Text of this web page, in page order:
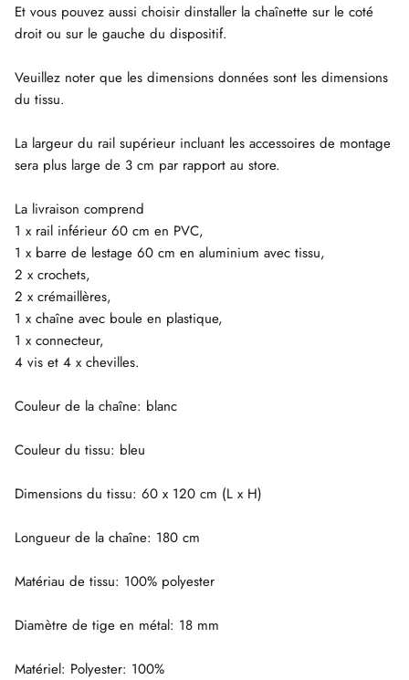
Et vous pouvez aussi choisir dinstaller la chaînette sur le coté
droit ou sur le gauche du dispositif.
Veuillez noter que les dimensions données sont les dimensions
du tissu.
La largeur du rail supérieur incluant les accessoires de montage
sera plus large de 3 cm par rapport au store.
La livraison comprend
1 x rail inférieur 60 cm en PVC,
1 x barre de lestage 60 cm en aluminium avec tissu,
2 x crochets,
2 x crémaillères,
1 x chaîne avec boule en plastique,
1 x connecteur,
4 vis et 4 x chevilles.
Couleur de la chaîne: blanc
Couleur du tissu: bleu
Dimensions du tissu: 60 x 120 cm (L x H)
Longueur de la chaîne: 180 cm
Matériau de tissu: 100% polyester
Diamètre de tige en métal: 18 mm
Matériel: Polyester: 100%